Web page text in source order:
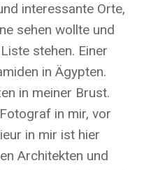
interessante Orte,
sehen wollte und
stehen. Einer
in Ägypten.
in meiner Brust.
in mir, vor
in mir ist hier
Architekten und